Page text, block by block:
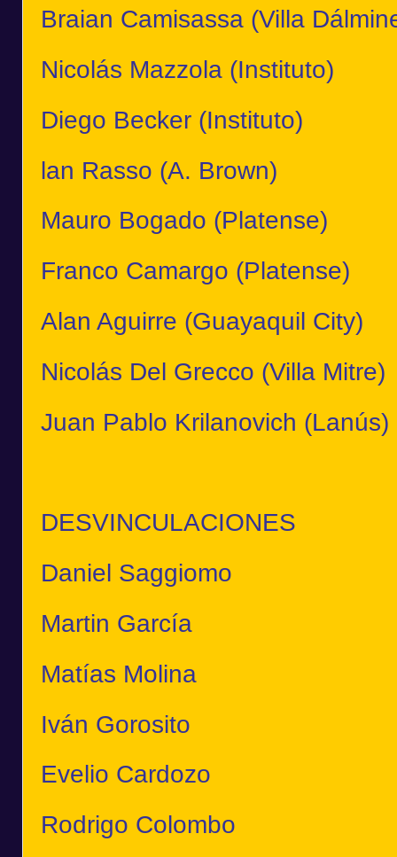
Braian Camisassa (Villa
Nicolás Mazzola (Instituto)
Diego Becker (Instituto)
lan Rasso (A. Brown)
Mauro Bogado (Platense)
Franco Camargo (Platense)
Alan Aguirre (Guayaquil City)
Nicolás Del Grecco (Villa Mitre)
Juan Pablo Krilanovich (Lanús)
DESVINCULACIONES
Daniel Saggiomo
Martin García
Matías Molina
Iván Gorosito
Evelio Cardozo
Rodrigo Colombo